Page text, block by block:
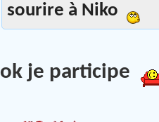
sourire à Niko
ok je participe